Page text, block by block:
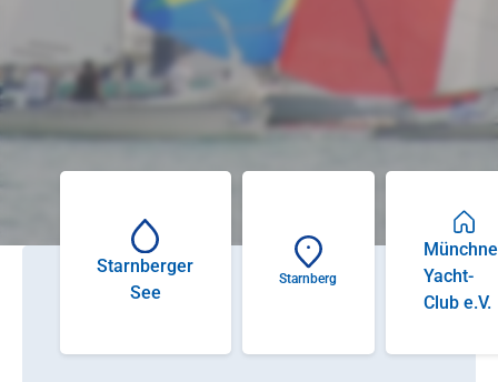
Starnberger
See
Starnberg
Yacht-
Club e.V.